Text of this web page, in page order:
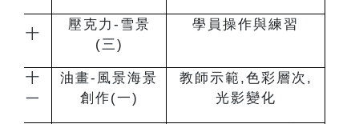
十
壓克力-雪景
(三)
學員操作與練習
十
一
油畫-風景海景
創作(一)
教師示範,色彩層次,
光影變化